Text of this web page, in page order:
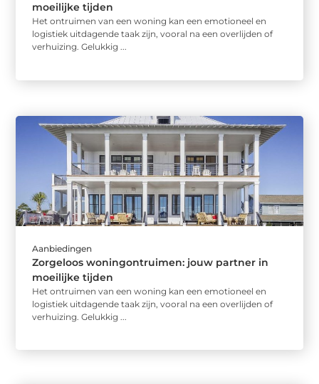
moeilijke tijden
Het ontruimen van een woning kan een emotioneel en
logistiek uitdagende taak zijn, vooral na een overlijden of
verhuizing. Gelukkig ...
Aanbiedingen
Zorgeloos woningontruimen: jouw partner in
moeilijke tijden
Het ontruimen van een woning kan een emotioneel en
logistiek uitdagende taak zijn, vooral na een overlijden of
verhuizing. Gelukkig ...